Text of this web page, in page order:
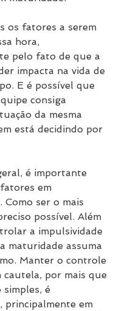
os fatores a serem
hora,
pelo fato de que a
impacta na vida de
E é possível que
consiga
da mesma
está decidindo por
é importante
em
Como ser o mais
possível. Além
a impulsividade
maturidade assuma
Manter o controle
cautela, por mais que
simples, é
principalmente em